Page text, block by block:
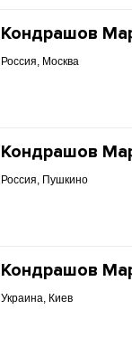
Кондрашов
Россия, Москва
Кондрашов
Россия, Пушкино
Кондрашов
Украина, Киев